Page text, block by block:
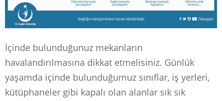
İçinde bulunduğunuz mekanların
havalandırılmasına dikkat etmelisiniz. Günlük
yaşamda içinde bulunduğumuz sınıflar, iş yerleri,
kütüphaneler gibi kapalı olan alanlar sık sık